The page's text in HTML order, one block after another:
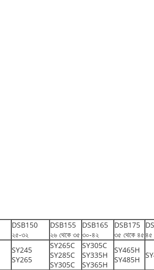
DSB150
২৫-৩২
DSB155
২৬ থেকে ৩৫
DSB165
৩০-৪২
DSB175
৩৫ থেকে ৪৫৪৫
SY245
SY265
SY265C
SY285C
SY305C
SY305C
SY335H
SY365H
SY465H
SY485H